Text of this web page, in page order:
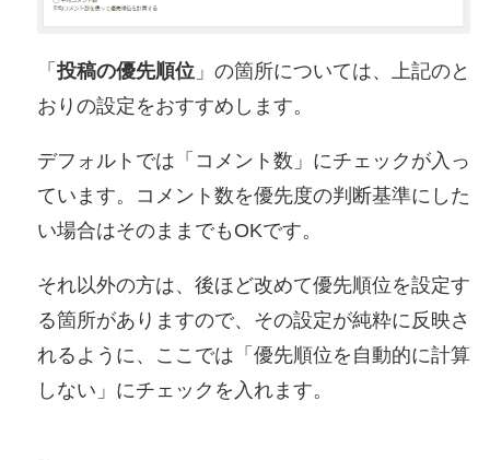
「 投稿の優先順位」の箇所については、上記のと
おりの設定をおすすめします。
デフォルトでは「コメント数」にチェックが入っ
ています。コメント数を優先度の判断基準にした
い場合はそのままでもOKです。
それ以外の方は、後ほど改めて優先順位を設定す
る箇所がありますので、その設定が純粋に反映さ
れるように、ここでは「優先順位を自動的に計算
しない」にチェックを入れます。